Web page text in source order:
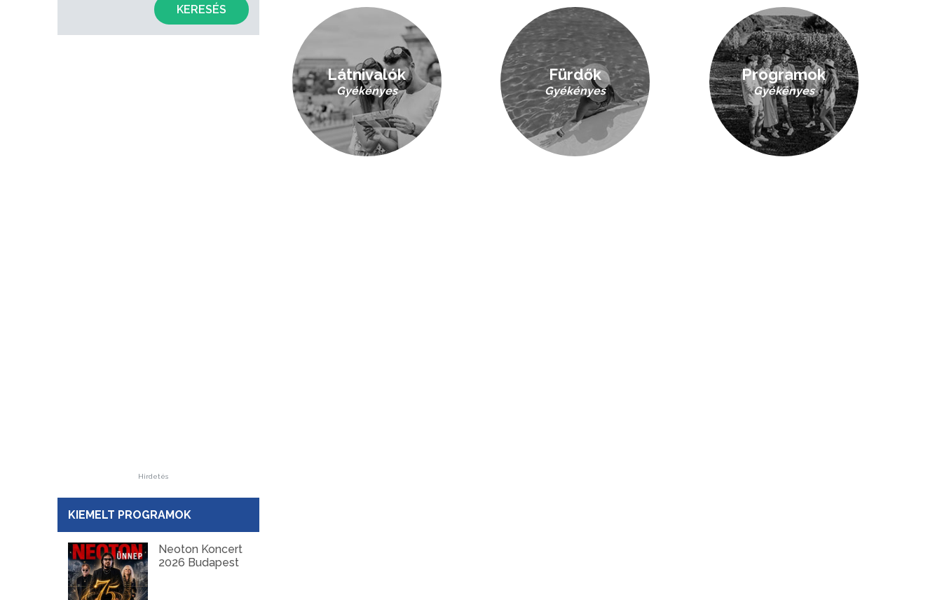
KERESÉS
Hirdetés
KIEMELT PROGRAMOK
Neoton Koncert
2026 Budapest
Látnivalók
Gyékényes
Fürdők
Gyékényes
Programok
Gyékényes